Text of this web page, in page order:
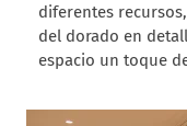
diferentes
del dorado en
espacio un toque